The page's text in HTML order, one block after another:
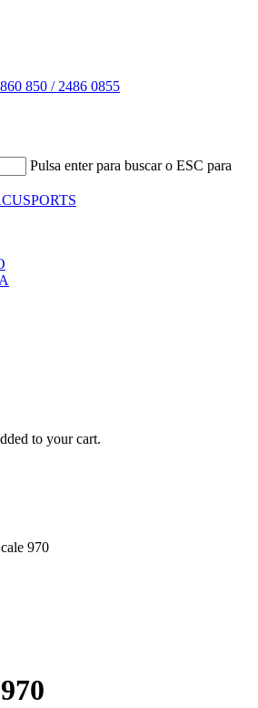
850 / 2486 0855
Pulsa enter para buscar o ESC para
to your cart.
970